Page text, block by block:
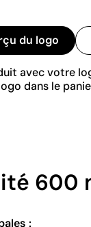
du logo
avec votre
dans le
600
: